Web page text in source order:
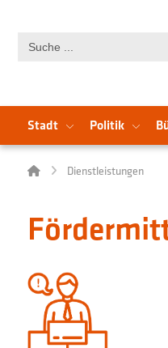
for:
Stadt Politik
Dienstleistungen